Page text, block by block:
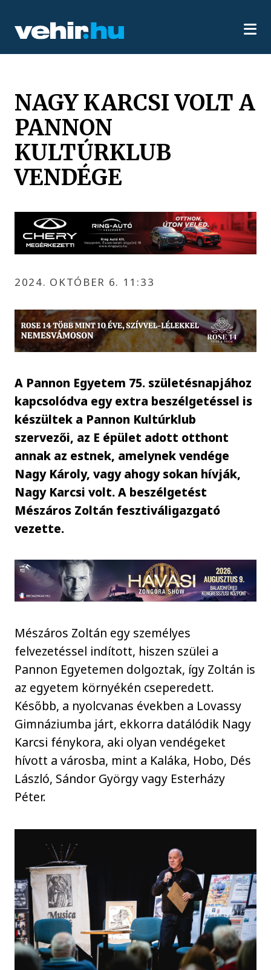
NAGY KARCSI VOLT A
PANNON
KULTÚRKLUB
VENDÉGE
2024. OKTÓBER 6. 11:33
A Pannon Egyetem 75. születésnapjához
kapcsolódva egy extra beszélgetéssel is
készültek a Pannon Kultúrklub
szervezői, az E épület adott otthont
annak az estnek, amelynek vendége
Nagy Károly, vagy ahogy sokan hívják,
Nagy Karcsi volt. A beszélgetést
Mészáros Zoltán fesztiváligazgató
vezette.
Mészáros Zoltán egy személyes
felvezetéssel indított, hiszen szülei a
Pannon Egyetemen dolgoztak, így Zoltán is
az egyetem környékén cseperedett.
Később, a nyolcvanas években a Lovassy
Gimnáziumba járt, ekkorra datálódik Nagy
Karcsi fénykora, aki olyan vendégeket
hívott a városba, mint a Kaláka, Hobo, Dés
László, Sándor György vagy Esterházy
Péter.